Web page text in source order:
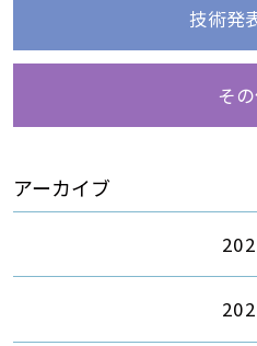
技術発
そ
アーカイブ